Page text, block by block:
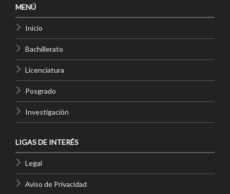
MENÚ
Inicio
Bachillerato
Licenciatura
Posgrado
Investigación
LIGAS DE INTERÉS
Legal
Aviso de Privacidad